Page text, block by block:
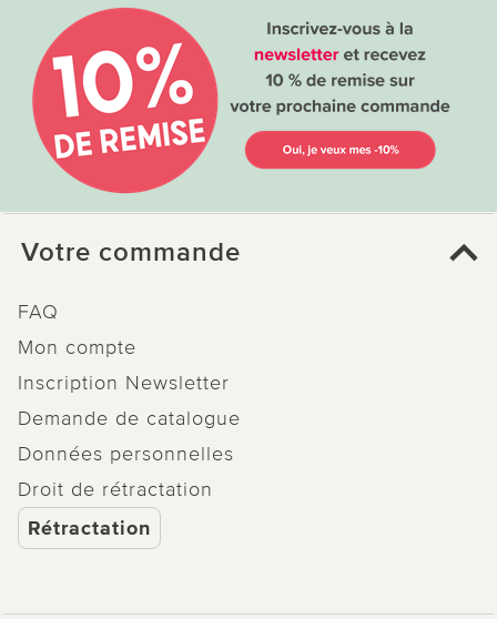
Votre commande
FAQ
Mon compte
Inscription Newsletter
Demande de catalogue
Données personnelles
Droit de rétractation
Rétractation